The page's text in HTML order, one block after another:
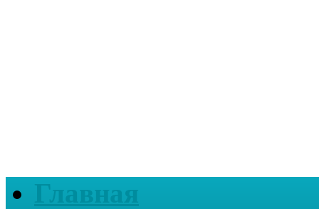
Главная